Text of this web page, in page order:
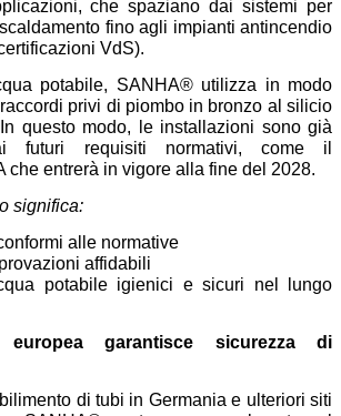
che spaziano dai sistemi per
fino agli impianti antincendio
VdS).
potabile, SANHA® utilizza in modo
privi di piombo in bronzo al silicio
questo modo, le installazioni sono già
futuri requisiti normativi, come il
che entrerà in vigore alla fine del 2028.
significa:
alle normative
affidabili
potabile igienici e sicuri nel lungo
europea garantisce sicurezza di
di tubi in Germania e ulteriori siti